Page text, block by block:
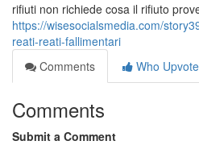
rifiuti non richiede cosa il rifiuto
https://wisesocialsmedia.com/
reati-reati-fallimentari
Comments
Who
Comments
Submit a Comment